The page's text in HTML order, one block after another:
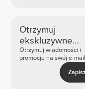
Otrzymuj
ekskluzywne
nowości i oferty
Otrzymuj wiadomości i
promocje na swój e-mail